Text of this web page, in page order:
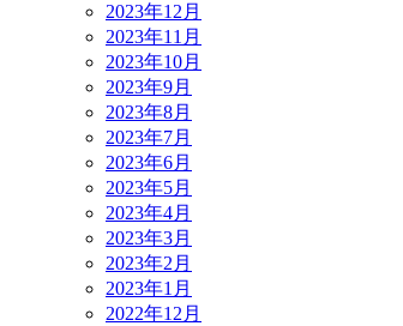
2023年12月
2023年11月
2023年10月
2023年9月
2023年8月
2023年7月
2023年6月
2023年5月
2023年4月
2023年3月
2023年2月
2023年1月
2022年12月